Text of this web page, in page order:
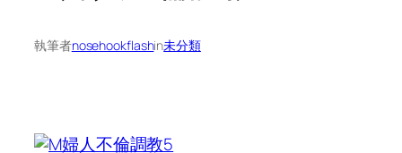
執筆者nosehookflashin未分類